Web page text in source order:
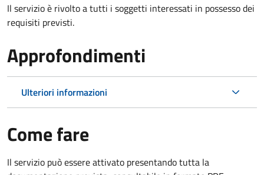
Il servizio è rivolto a tutti i soggetti interessati in possesso dei
requisiti previsti.
Approfondimenti
Ulteriori informazioni
Come fare
Il servizio può essere attivato presentando tutta la